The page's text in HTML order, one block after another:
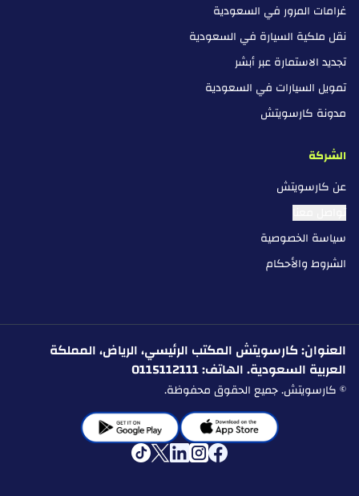
غرامات المرور في السعودية
نقل ملكية السيارة في السعودية
تجديد الاستمارة عبر أبشر
تمويل السيارات في السعودية
مدونة كارسويتش
الشركة
عن كارسويتش
سياسة الخصوصية
الشروط والأحكام
العنوان: كارسويتش المكتب الرئيسي، الرياض، المملكة
العربية السعودية. الهاتف: 0115112111
© كارسويتش. جميع الحقوق محفوظة.